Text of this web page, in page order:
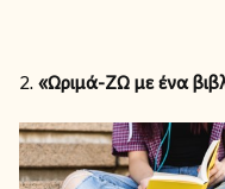
2.«Ωριμά-ΖΩ με ένα